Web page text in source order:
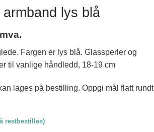
lys blå
Fargen er lys blå. Glassperler og
til vanlige håndledd, 18-19 cm
lages på bestilling. Oppgi mål flatt rundt
restbestilles)